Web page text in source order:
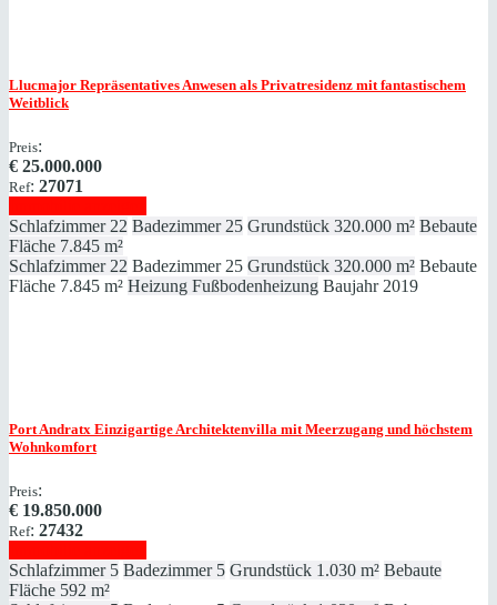
Llucmajor Repräsentatives Anwesen als Privatresidenz mit fantastischem
Weitblick
Preis:
€ 25.000.000
Ref: 27071
Schlafzimmer 22 Badezimmer 25 Grundstück 320.000 m² Bebaute
Fläche 7.845 m²
Schlafzimmer 22 Badezimmer 25 Grundstück 320.000 m² Bebaute
Fläche 7.845 m² Heizung Fußbodenheizung Baujahr 2019
Port Andratx Einzigartige Architektenvilla mit Meerzugang und höchstem
Wohnkomfort
Preis:
€ 19.850.000
Ref: 27432
Schlafzimmer 5 Badezimmer 5 Grundstück 1.030 m² Bebaute
Fläche 592 m²